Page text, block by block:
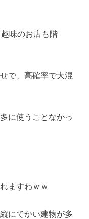
味のお店も階
で、高確率で大混
に使うことなかっ
ますわｗｗ
にでかい建物が多